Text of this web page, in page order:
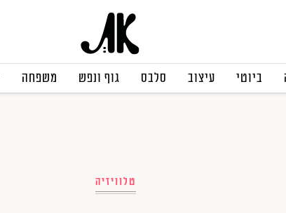
ביוטי עיצוב סלבס גוף ונפש משפחה
טלוויזיה